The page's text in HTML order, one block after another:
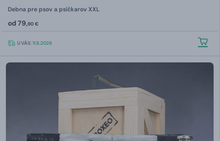
Debna pre psov a psíčkarov XXL
od 79,90 €
U VÁS:11.8.2026